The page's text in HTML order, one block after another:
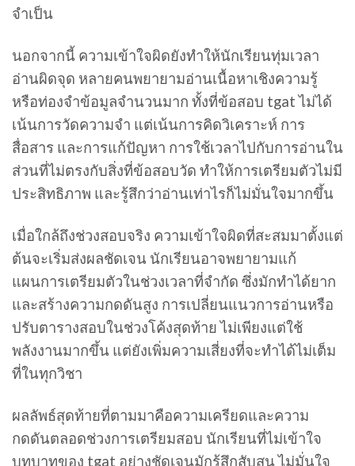
จำเป็น
นอกจากนี้ ความเข้าใจผิดยังทำให้นักเรียนทุ่มเวลา
อ่านผิดจุด หลายคนพยายามอ่านเนื้อหาเชิงความรู้
หรือท่องจำข้อมูลจำนวนมาก ทั้งที่ข้อสอบ tgat ไม่ได้
เน้นการวัดความจำ แต่เน้นการคิดวิเคราะห์ การ
สื่อสาร และการแก้ปัญหา การใช้เวลาไปกับการอ่านใน
ส่วนที่ไม่ตรงกับสิ่งที่ข้อสอบวัด ทำให้การเตรียมตัวไม่มี
ประสิทธิภาพ และรู้สึกว่าอ่านเท่าไรก็ไม่มั่นใจมากขึ้น
เมื่อใกล้ถึงช่วงสอบจริง ความเข้าใจผิดที่สะสมมาตั้งแต่
ต้นจะเริ่มส่งผลชัดเจน นักเรียนอาจพยายามแก้
แผนการเตรียมตัวในช่วงเวลาที่จำกัด ซึ่งมักทำได้ยาก
และสร้างความกดดันสูง การเปลี่ยนแนวการอ่านหรือ
ปรับตารางสอบในช่วงโค้งสุดท้าย ไม่เพียงแต่ใช้
พลังงานมากขึ้น แต่ยังเพิ่มความเสี่ยงที่จะทำได้ไม่เต็ม
ที่ในทุกวิชา
ผลลัพธ์สุดท้ายที่ตามมาคือความเครียดและความ
กดดันตลอดช่วงการเตรียมสอบ นักเรียนที่ไม่เข้าใจ
บทบาทของ tgat อย่างชัดเจนมักรู้สึกสับสน ไม่มั่นใจ